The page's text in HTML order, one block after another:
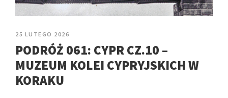
25 LUTEGO 2026
PODRÓŻ 061: CYPR CZ.10 –
MUZEUM KOLEI CYPRYJSKICH W
KORAKU